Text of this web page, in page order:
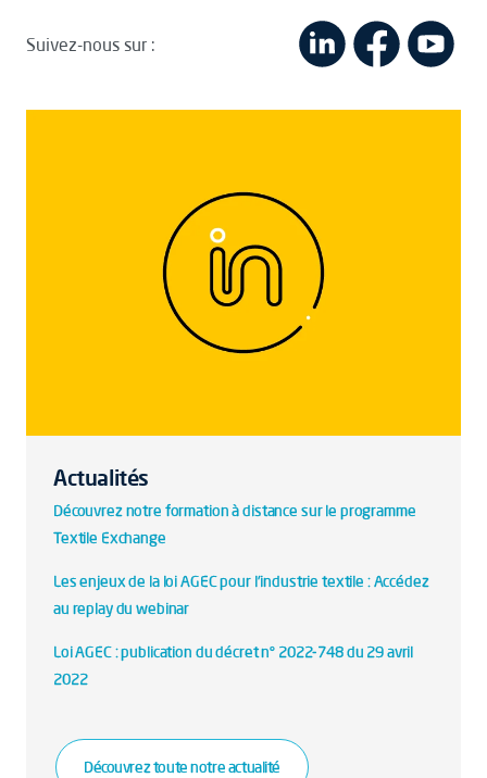
Suivez-nous sur :
Actualités
Découvrez notre formation à distance sur le programme
Textile Exchange
Les enjeux de la loi AGEC pour l'industrie textile : Accédez
au replay du webinar
Loi AGEC : publication du décret n° 2022-748 du 29 avril
2022
Découvrez toute notre actualité